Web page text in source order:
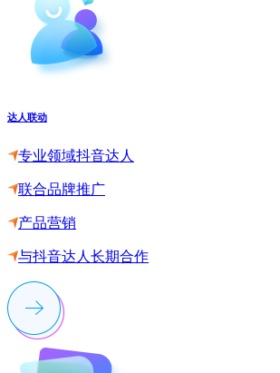
达人联动
专业领域抖音达人
联合品牌推广
产品营销
与抖音达人长期合作